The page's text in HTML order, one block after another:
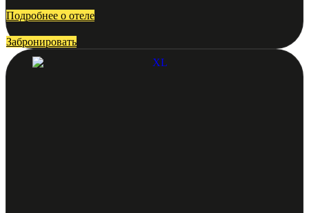
Подробнее о отеле
Забронировать